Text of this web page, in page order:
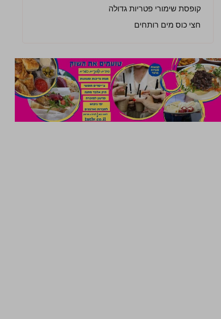
קופסת שימורי פטריות גדולה
חצי כוס מים רותחים